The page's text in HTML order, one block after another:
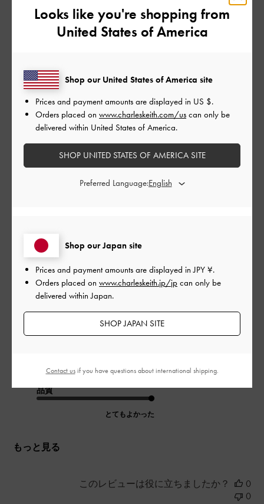
とてもよかった
品質
フィルター
デザインが気に入って購入。足が細く見えるデザインで履き心
地もよかったです。このタイプはストラップ着脱時に面倒でし
たが後ろ側のチャックですぐに着脱できるので便利です。
カラー: ブラック系
とてもよかった
品質
とてもよかった
もっと見る
このレビューは役に立ちましたか？
0
0
Looks like you're shopping from
United States of America
Shop our Japan site
Prices and payment amounts are displayed inJPY ¥.
Orders placed on www.charleskeith.jp/jp can only be
delivered within Japan.
SHOP JAPAN SITE
Shop our United States of America site
Prices and payment amounts are displayed in US $.
Orders placed on www.charleskeith.com/us can only be
delivered within United States of America.
SHOP UNITED STATES OF AMERICA SITE
Preferred Language:
Contact usif you have questions about international shipping.